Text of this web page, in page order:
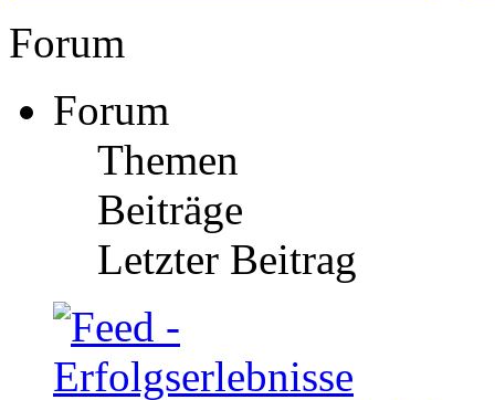
Forum
Forum
Themen
Beiträge
Letzter Beitrag